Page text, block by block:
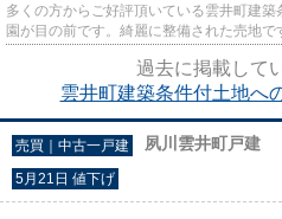
多くの方からご好評頂いている雲井町建
園が目の前です。綺麗に整備された売地で
せん。周辺環境が充実してい...
過去に掲載して
雲井町建築条件付土地へ
売買｜中古一戸建 夙川雲井町戸建
5月21日 値下げ